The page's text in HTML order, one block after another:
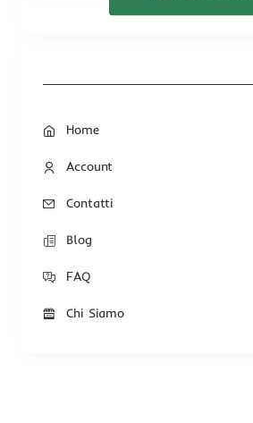
Home
Account
Contatti
Blog
FAQ
Chi Siamo